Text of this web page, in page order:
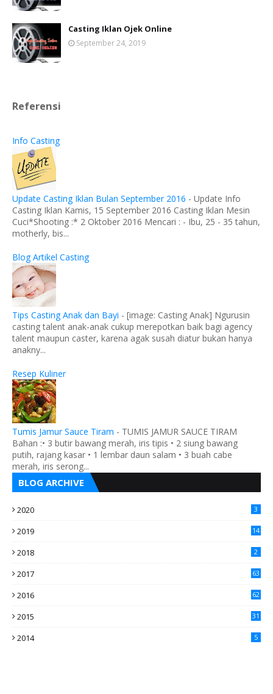
Casting Iklan Ojek Online
September 24, 2019
Referensi
Info Casting
Update Casting Iklan Bulan September 2016 - Update Info
Casting Iklan Kamis, 15 September 2016 Casting Iklan Mesin
Cuci*Shooting :* 2 Oktober 2016 Mencari : - Ibu, 25 - 35 tahun,
motherly, bis...
Blog Artikel Casting
Tips Casting Anak dan Bayi - [image: Casting Anak] Ngurusin
casting talent anak-anak cukup merepotkan baik bagi agency
talent maupun caster, karena agak susah diatur bukan hanya
anakny...
Resep Kuliner
Tumis Jamur Sauce Tiram - TUMIS JAMUR SAUCE TIRAM
Bahan :• 3 butir bawang merah, iris tipis • 2 siung bawang
putih, rajang kasar • 1 lembar daun salam • 3 buah cabe
merah, iris serong...
BLOG ARCHIVE
2020 3
2019 14
2018 2
2017 63
2016
62
2015
31
2014 5